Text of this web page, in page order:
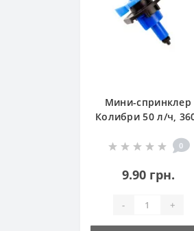
Мини-спринклер
Колибри 50 л/ч,
Профессиональный
0
9.90 грн.
- +